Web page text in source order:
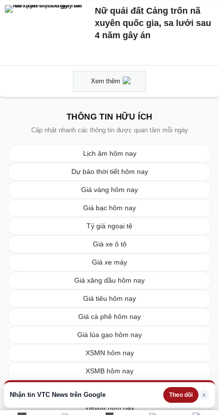
Nhận tin VTC News trên Google Theo dõi ×
Nữ quái đất Cảng trốn nã
xuyên quốc gia, sa lưới sau
4 năm gây án
Xem thêm
THÔNG TIN HỮU ÍCH
Cập nhật nhanh các thông tin được quan tâm mỗi ngày
Lịch âm hôm nay
Dự báo thời tiết hôm nay
Giá vàng hôm nay
Giá bạc hôm nay
Tỷ giá ngoại tệ
Giá xe ô tô
Giá xe máy
Giá xăng dầu hôm nay
Giá tiêu hôm nay
Giá cà phê hôm nay
Giá lúa gạo hôm nay
XSMN hôm nay
XSMB hôm nay
Vietlott hôm nay